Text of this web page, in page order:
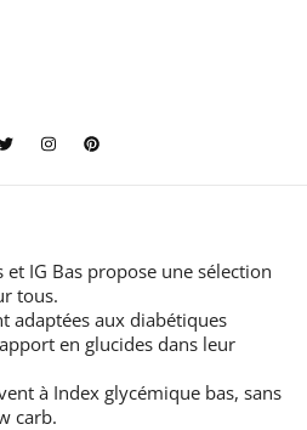
et IG Bas propose une sélection
tous.
adaptées aux diabétiques
en glucides dans leur
à Index glycémique bas, sans
carb.